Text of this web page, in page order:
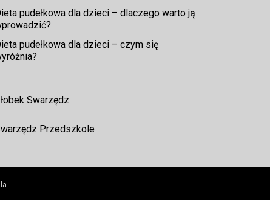
pudełkowa dla dzieci – dlaczego warto ją
pudełkowa dla dzieci – czym się
Swarzędz
Przedszkole